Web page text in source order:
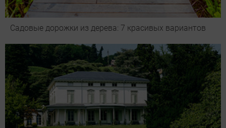
Садовые дорожки из дерева: 7 красивых вариантов